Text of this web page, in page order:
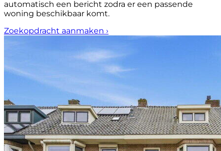
automatisch een bericht zodra er een passende
woning beschikbaar komt.
Zoekopdracht aanmaken ›